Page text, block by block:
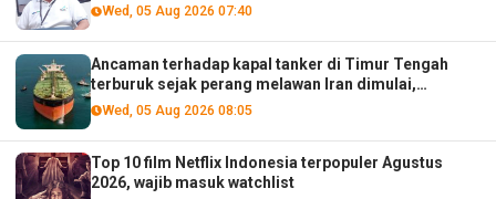
Wed, 05 Aug 2026 07:40
Ancaman terhadap kapal tanker di Timur Tengah
terburuk sejak perang melawan Iran dimulai,
menurut analis
Wed, 05 Aug 2026 08:05
Top 10 film Netflix Indonesia terpopuler Agustus
2026, wajib masuk watchlist